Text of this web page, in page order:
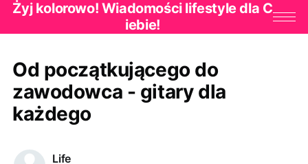
Żyj kolorowo! Wiadomości lifestyle dla C
iebie!
Od początkującego do
zawodowca - gitary dla
każdego
Life